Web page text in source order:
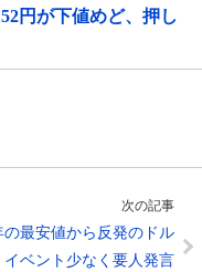
円が下値めど、押し
次の記事
の最安値から反発のドル
イベント少なく要人発言